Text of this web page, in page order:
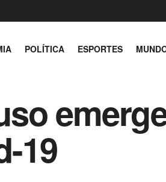
POLÍTICA ESPORTES
19